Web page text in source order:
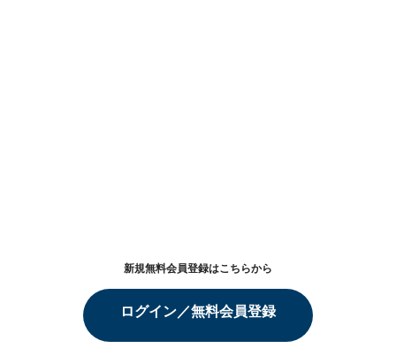
新規無料会員登録はこちらから
ログイン／無料会員登録